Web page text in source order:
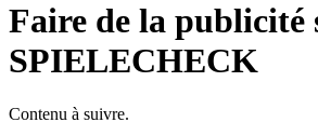
Faire de la publicité
SPIELECHECK
Contenu à suivre.